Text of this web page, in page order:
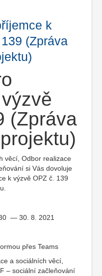
k
(Zpráva
(Zpráva
věcí, Odbor realizace
si Vás dovoluje
k výzvě OPZ č. 139
— 30. 8. 2021
přes Teams
a sociálních věcí,
– sociální začleňování